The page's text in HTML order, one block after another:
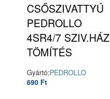
CSŐSZIVATTYÚ
PEDROLLO
4SR4/7 SZIV.HÁZ
TÖMÍTÉS
Gyártó:PEDROLLO
690 Ft